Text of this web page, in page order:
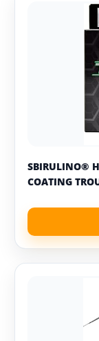
SBIRULINO®
COATING